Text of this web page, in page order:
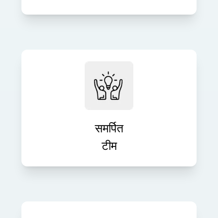
समर्पित
टीम
अपनी परियोजना की ज़रूरतों के अनुरूप समर्पित
डेवलपर्स के साथ अपनी तकनीकी टीम का
लचीले जुड़ाव मॉडल प्रदान करते हैं।